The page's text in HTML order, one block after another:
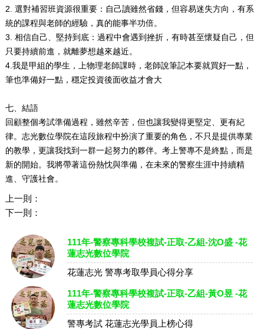
2. 選對補習班資源很重要：自己讀雖然省錢，但容易迷失方向，有系
統的課程與老師的經驗，真的能事半功倍。
3. 相信自己、堅持到底：過程中會遇到挫折，有時甚至懷疑自己，但
只要持續前進，就離夢想越來越近。
4. 我是甲組的學生，上物理老師課時，老師說筆記本要就買好一點，
筆也準備好一點，穩定投資後面收益才會大
七、結語
回顧整個考試準備過程，雖然辛苦，但也讓我變得更堅定、更有紀
律。志光數位學院在這段旅程中扮演了重要的角色，不只是提供專業
的教學，更讓我找到一群一起努力的夥伴。考上警專不是終點，而是
新的開始。我將帶著這份熱忱與準備，在未來的警察生涯中持續精
進、守護社會。
上一則：
下一則：
111年-警察專科學校複試-正取-乙組-沈O盛 -花
蓮志光數位學院
花蓮志光 警專考取學員心得分享
111年-警察專科學校複試-正取-乙組-黃O昱 -花
蓮志光數位學院
警專考試 花蓮志光學員上榜心得